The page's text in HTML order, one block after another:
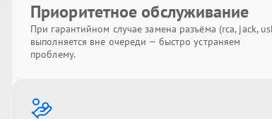
Приоритетное обслуживание
При гарантийном случае замена разъёма (rca, jack,
выполняется вне очереди — быстро устраняем
проблему.